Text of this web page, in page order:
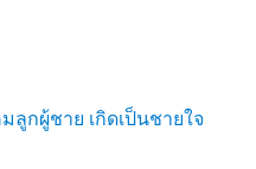
กผู้ชาย เกิดเป็นชายใจ